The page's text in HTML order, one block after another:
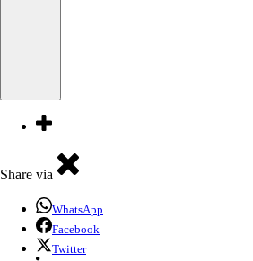
Share via
WhatsApp
Facebook
Twitter